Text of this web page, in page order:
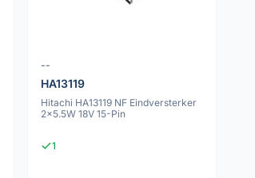
--
HA13119
Hitachi HA13119 NF Eindversterker
2x5.5W 18V 15-Pin
1